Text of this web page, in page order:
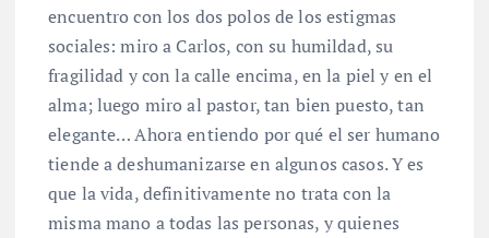
encuentro con los dos polos de los estigmas
sociales: miro a Carlos, con su humildad, su
fragilidad y con la calle encima, en la piel y en el
alma; luego miro al pastor, tan bien puesto, tan
elegante… Ahora entiendo por qué el ser humano
tiende a deshumanizarse en algunos casos. Y es
que la vida, definitivamente no trata con la
misma mano a todas las personas, y quienes